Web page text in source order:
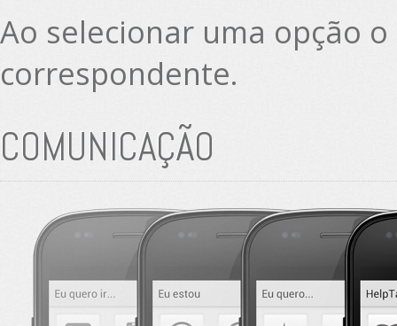
Ao selecionar uma opção
correspondente.
COMUNICAÇÃO